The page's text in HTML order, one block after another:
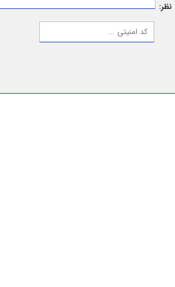
نظر: